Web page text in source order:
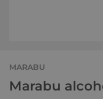
MARABU
Marabu